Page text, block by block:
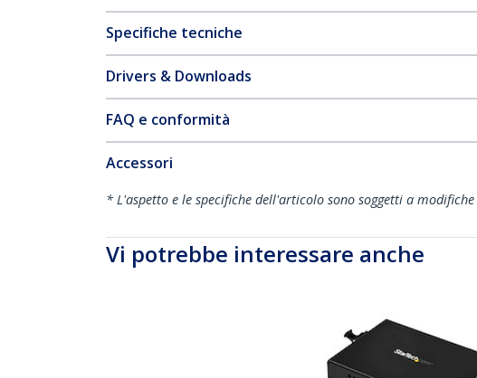
Specifiche tecniche
Drivers & Downloads
FAQ e conformità
Accessori
* L'aspetto e le specifiche dell'articolo sono soggetti a modifiche
Vi potrebbe interessare anche